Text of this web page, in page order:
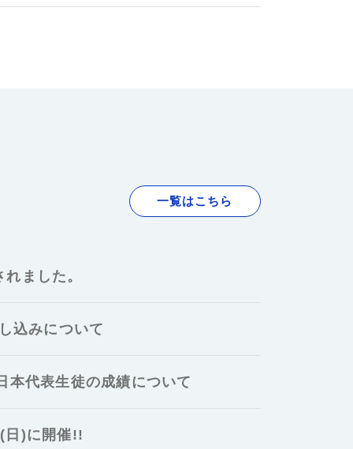
一覧はこちら
ました。
込みについて
本代表生徒の成績について
日)に開催!!